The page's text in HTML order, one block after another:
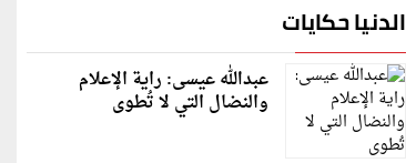
الدنيا حكايات
عبدالله عيسى: راية الإعلام
والنضال التي لا تُطوى